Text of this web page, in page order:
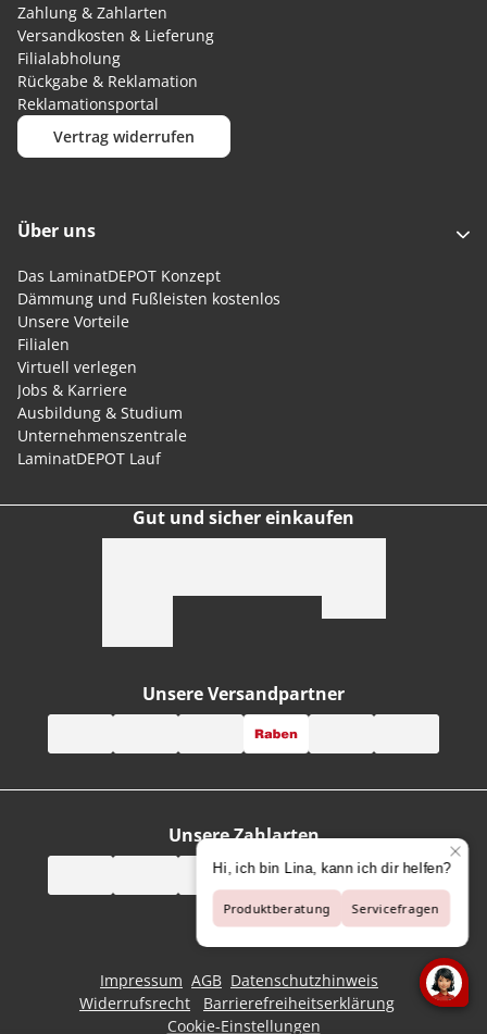
Zahlung & Zahlarten
Versandkosten & Lieferung
Filialabholung
Rückgabe & Reklamation
Reklamationsportal
Vertrag widerrufen
Über uns
Das LaminatDEPOT Konzept
Dämmung und Fußleisten kostenlos
Unsere Vorteile
Filialen
Virtuell verlegen
Jobs & Karriere
Ausbildung & Studium
Unternehmenszentrale
LaminatDEPOT Lauf
Gut und sicher einkaufen
Unsere Zahlarten
Unsere Versandpartner
Impressum AGB Datenschutzhinweis
Widerrufsrecht
Barrierefreiheitserklärung
Cookie-Einstellungen